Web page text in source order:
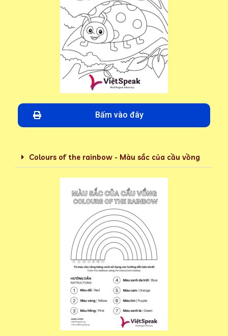
Bấm vào đây
Colours of the rainbow - Màu sắc của cầu vồng